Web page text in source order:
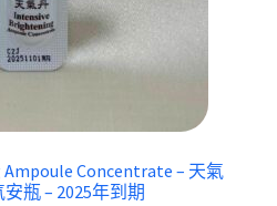
Concentrate – 天氣
瓶 – 2025年到期